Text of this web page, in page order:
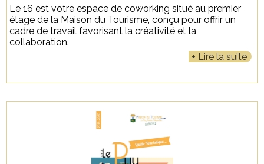
Le 16 est votre espace de coworking situé au premier
étage de la Maison du Tourisme, conçu pour offrir un
cadre de travail favorisant la créativité et la
collaboration.
Lire la suite